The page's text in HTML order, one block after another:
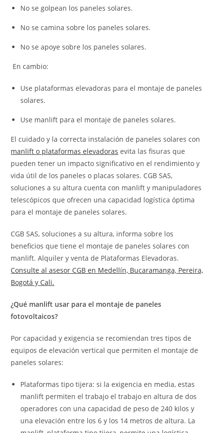
No se golpean los paneles solares.
No se camina sobre los paneles solares.
No se apoye sobre los paneles solares.
En cambio:
Use plataformas elevadoras para el montaje de paneles
solares.
Use manlift para el montaje de paneles solares.
El cuidado y la correcta instalación de paneles solares con
manlift o plataformas elevadoras evita las fisuras que
pueden tener un impacto significativo en el rendimiento y
vida útil de los paneles o placas solares. CGB SAS,
soluciones a su altura cuenta con manlift y manipuladores
telescópicos que ofrecen una capacidad logística óptima
para el montaje de paneles solares.
CGB SAS, soluciones a su altura, informa sobre los
beneficios que tiene el montaje de paneles solares con
manlift. Alquiler y venta de Plataformas Elevadoras.
Consulte al asesor CGB en Medellín, Bucaramanga, Pereira,
Bogotá y Cali.
¿Qué manlift usar para el montaje de paneles
fotovoltaicos?
Por capacidad y exigencia se recomiendan tres tipos de
equipos de elevación vertical que permiten el montaje de
paneles solares:
Plataformas tipo tijera: si la exigencia en media, estas
manlift permiten el trabajo el trabajo en altura de dos
operadores con una capacidad de peso de 240 kilos y
una elevación entre los 6 y los 14 metros de altura. La